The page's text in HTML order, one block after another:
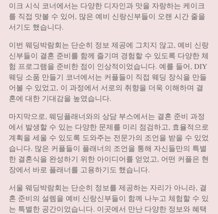
이크 시식 코너에서는 다양한 디자인과 맛을 자랑하는 케이크
를 직접 맛볼 수 있어, 많은 예비 신랑신부들이 오랜 시간 줄을
서기도 했습니다.
이번 웨딩박람회는 단순히 정보 제공에 그치지 않고, 예비 신랑
신부들이 결혼 준비를 함께 즐기며 경험할 수 있도록 다양한 체
험 프로그램을 준비한 점이 인상적이었습니다. 예를 들어, DIY
웨딩 소품 만들기 코너에서는 커플들이 직접 웨딩 장식을 만들
어볼 수 있었고, 이 과정에서 서로의 취향을 더욱 이해하며 결
혼에 대한 기대감을 높였습니다.
마지막으로, 웨딩플래너와의 상담 부스에서는 결혼 준비 과정
에서 발생할 수 있는 다양한 문제를 미리 점검하고, 효율적으로
계획을 세울 수 있도록 도와주는 전문가의 조언을 받을 수 있었
습니다. 많은 커플들이 플래너의 조언을 통해 자신들만의 특별
한 결혼식을 완성하기 위한 아이디어를 얻었고, 어떤 커플은 현
장에서 바로 플래너를 고용하기도 했습니다.
서울 웨딩박람회는 단순히 정보를 제공하는 자리가 아니라, 결
혼 준비의 설렘을 예비 신랑신부들이 함께 나누고 체험할 수 있
는 특별한 공간이었습니다. 이곳에서 만난 다양한 정보와 혜택